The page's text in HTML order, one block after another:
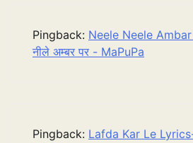
Pingback: Neele Neele
नीले अम्बर पर - MaPuPa
Pingback: Lafda Kar Le